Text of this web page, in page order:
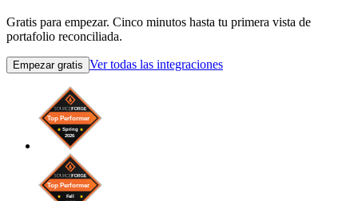
Gratis para empezar. Cinco minutos hasta tu primera vista de
portafolio reconciliada.
Empezar gratis Ver todas las integraciones